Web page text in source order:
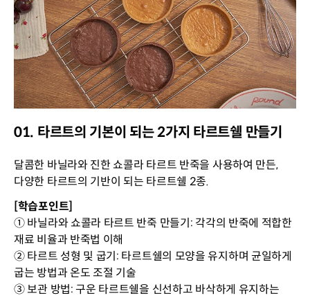
01. 타르트의 기본이 되는 2가지 타르트쉘 만들기
달콤한 바닐라와 진한 쇼콜라 타르트 반죽을 사용하여 만든,
다양한 타르트의 기반이 되는 타르트쉘 2종.
[학습포인트]
① 바닐라와 쇼콜라 타르트 반죽 만들기: 각각의 반죽에 적합한
재료 비율과 반죽법 이해
② 타르트 성형 및 굽기: 타르트쉘의 모양을 유지하며 균일하게
굽는 방법과 온도 조절 기술
③ 보관 방법: 구운 타르트쉘을 신선하고 바삭하게 유지하는